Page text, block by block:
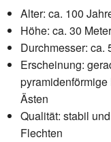
Alter: ca. 100
Höhe: ca. 30 Meter
Durchmesser: ca.
Erscheinung:
Ästen
Qualität: stabil
Flechten